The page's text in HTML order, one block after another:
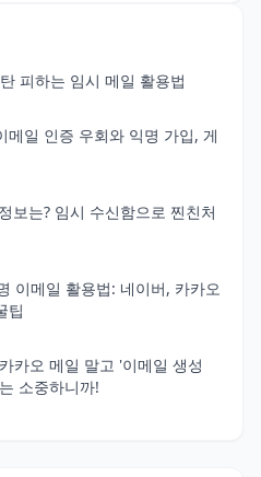
피하는 임시 메일 활용법
메일 인증 우회와 익명 가입, 게
보는? 임시 수신함으로 찐친처
이메일 활용법: 네이버, 카카오
팁
카오 메일 말고 '이메일 생성
소중하니까!